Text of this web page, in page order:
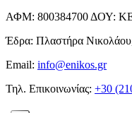
ΑΦΜ: 800384700 ΔΟΥ:
Έδρα: Πλαστήρα
Email: info@enikos.gr
Τηλ. Επικοινωνίας: +30